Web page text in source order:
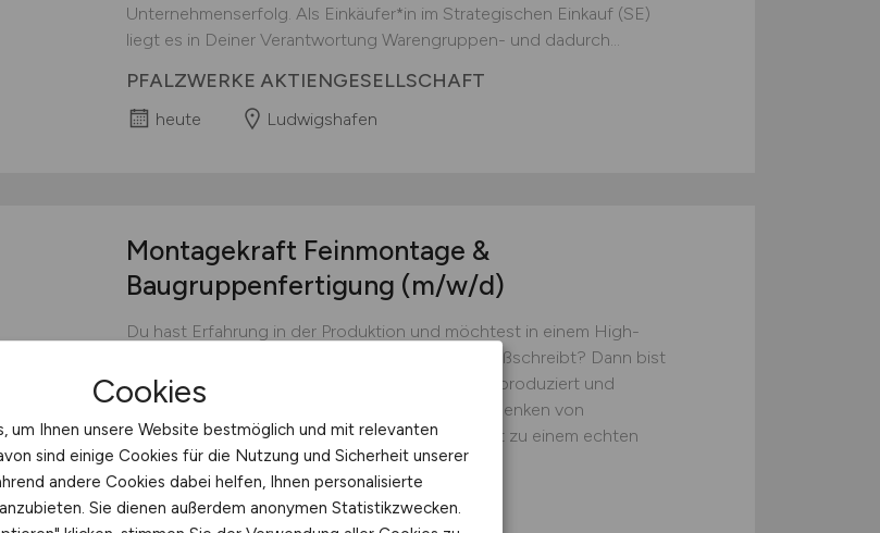
Unternehmenserfolg. Als Einkäufer*in im Strategischen Einkauf (SE)
liegt es in Deiner Verantwortung Warengruppen- und dadurch...
PFALZWERKE AKTIENGESELLSCHAFT
heute Ludwigshafen
Montagekraft Feinmontage &
Baugruppenfertigung (m/w/d)
Du hast Erfahrung in der Produktion und möchtest in einem High-
Tech-Unternehmen arbeiten, das Innovation großschreibt? Dann bist
du bei uns genau richtig! SCANLAB entwickelt, produziert und
vertreibt seit 35 Jahren Scan-Lösungen zum Ablenken von
Laserstrahlen und macht dadurch den Laser erst zu einem echten
Werkzeug....
SCANLAB GmbH
Cookies
um Ihnen unsere Website bestmöglich und mit relevanten
sind einige Cookies für die Nutzung und Sicherheit unserer
andere Cookies dabei helfen, Ihnen personalisierte
Sie dienen außerdem anonymen Statistikzwecken.